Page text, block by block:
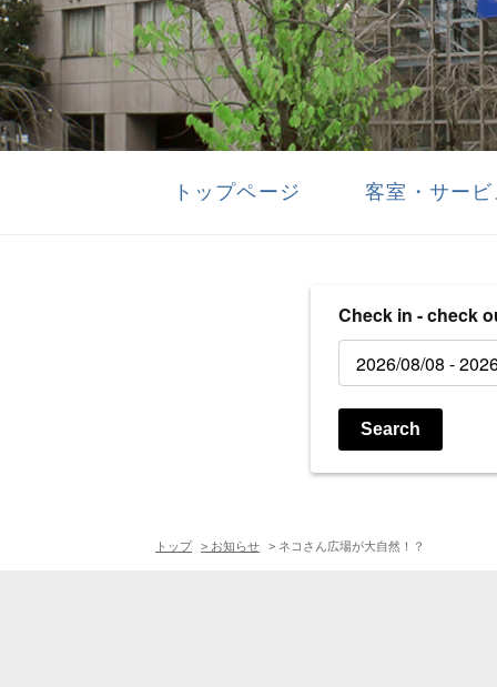
トップページ 客室・サー
Check in - check
Search
トップ > お知らせ > ネコさん広場が大自然！？